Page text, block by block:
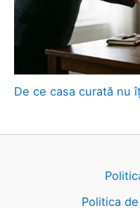
De ce casa curată nu
Politica